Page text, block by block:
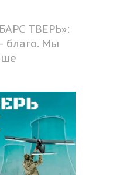
ТВЕРЬ»:
благо. Мы